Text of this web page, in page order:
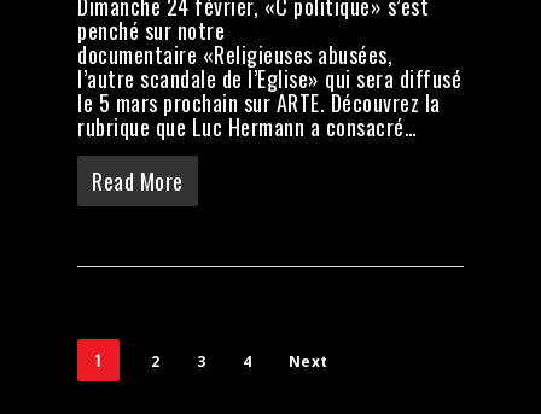
penché sur notre
documentaire «Religieuses abusées,
l’autre scandale de l’Eglise» qui sera diffusé
le 5 mars prochain sur ARTE. Découvrez la
rubrique que Luc Hermann a consacré…
Read More
1 2 3 4 Next